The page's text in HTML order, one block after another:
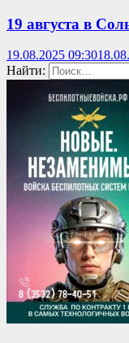
19 августа в
19.08.2025 09:30
Найти: